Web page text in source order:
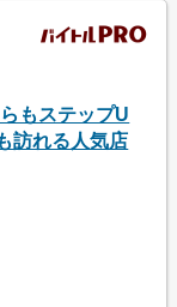
もステップU
訪れる人気店